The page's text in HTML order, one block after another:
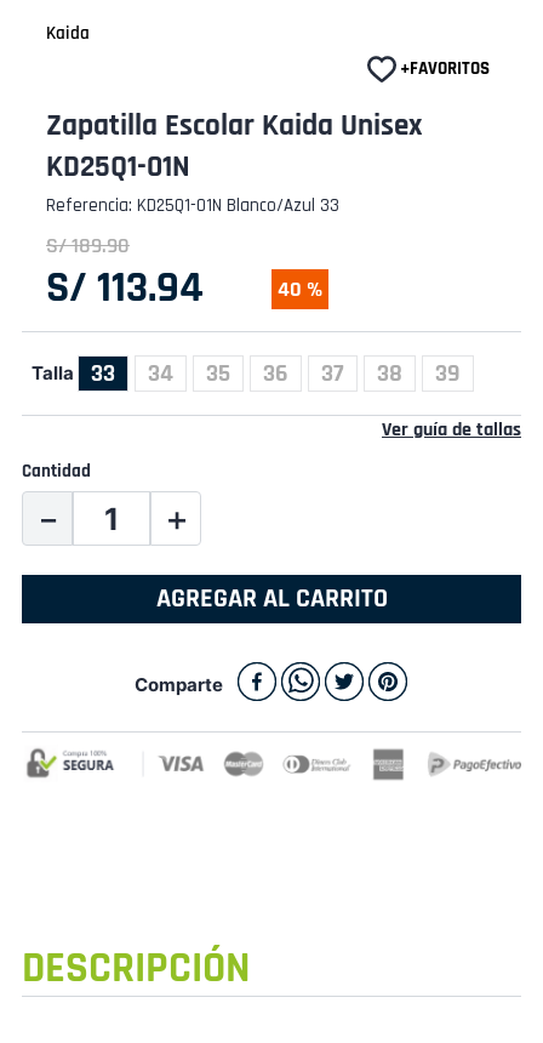
Kaida
Zapatilla Escolar Kaida Unisex
KD25Q1-01N
Referencia: KD25Q1-01N Blanco/Azul 33
S/189.90
S/ 113.94 40 %
Talla 33 34 35 36 37 38 39
Ver guía de tallas
Cantidad
＋
－
AGREGAR AL CARRITO
Comparte
DESCRIPCIÓN